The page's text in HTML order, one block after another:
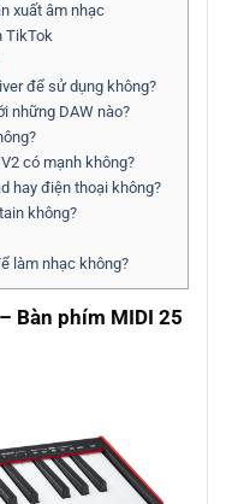
xuất âm nhạc
TikTok
để sử dụng không?
những DAW nào?
có mạnh không?
hay điện thoại không?
không?
làm nhạc không?
Bàn phím MIDI 25